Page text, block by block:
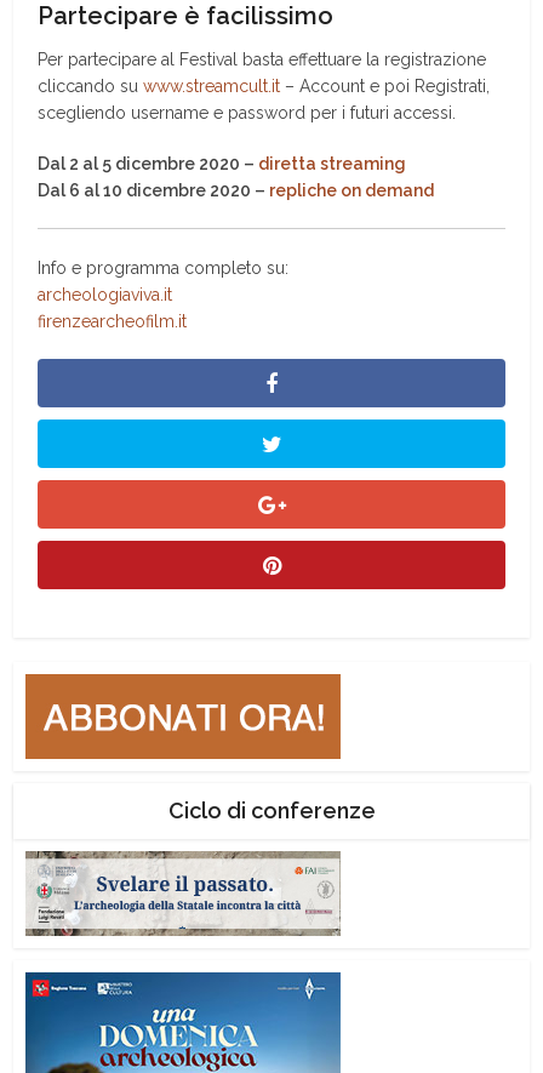
Partecipare è facilissimo
Per partecipare al Festival basta effettuare la registrazione
cliccando suwww.streamcult.it – Account e poi Registrati,
scegliendo username e password per i futuri accessi.
Dal 2 al 5 dicembre 2020 – diretta streaming
Dal 6 al 10 dicembre 2020 – repliche on demand
Info e programma completo su:
archeologiaviva.it
firenzearcheofilm.it
Ciclo di conferenze